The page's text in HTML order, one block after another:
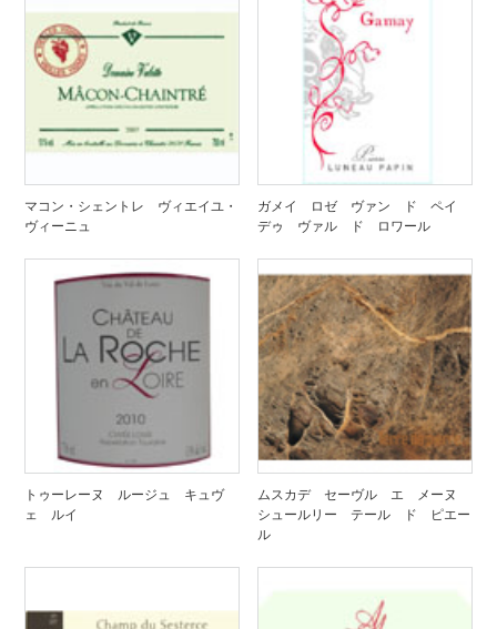
マコン・シェントレ ヴィエイユ・
ヴィーニュ
ガメイ ロゼ ヴァン ド ペイ
デゥ ヴァル ド ロワール
トゥーレーヌ ルージュ キュヴ
ェ ルイ
ムスカデ セーヴル エ メーヌ
シュールリー テール ド ピエー
ル